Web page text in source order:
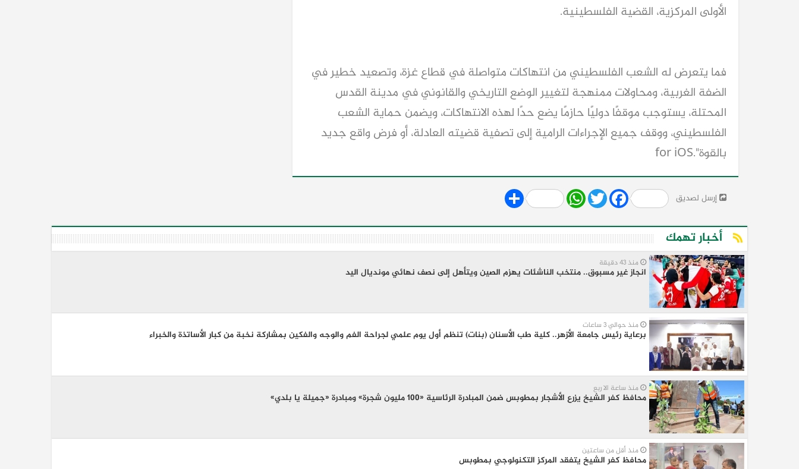
الأولى المركزية، القضية الفلسطينية.
بالقوة".for iOS
إرسل لصديق Share WhatsApp
Twitter Facebook
أخبار تهمك
منذ 43 دقيقة
انجاز غير مسبوق.. منتخب الناشئات يهزم الصين ويتأهل إلى نصف نهائي مونديال اليد
منذ حوالي 3 ساعات
برعاية رئيس جامعة الأزهر.. كلية طب الأسنان (بنات) تنظم أول يوم علمي لجراحة الفم والوجه والفكين بمشاركة نخبة من كبار الأساتذة والخبراء
منذ ساعة الا ربع
محافظ كفر الشيخ يزرع الأشجار بمطوبس ضمن المبادرة الرئاسية «100 مليون شجرة» ومبادرة «جميلة يا بلدي»
منذ أقل من ساعتين
محافظ كفر الشيخ يتفقد المركز التكنولوجي بمطوبس